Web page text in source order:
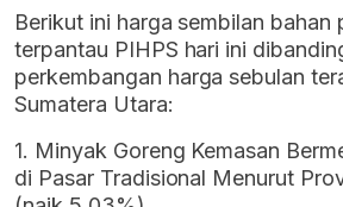
Berikut ini harga sembilan bahan
terpantau PIHPS hari ini
perkembangan harga sebulan
Sumatera Utara:
1. Minyak Goreng Kemasan
di Pasar Tradisional Menurut